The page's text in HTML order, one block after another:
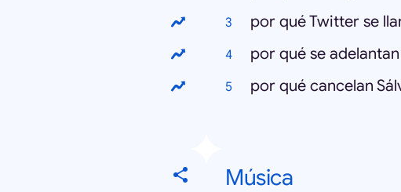
por qué Twitter se
por qué se
por qué cancelan
Música